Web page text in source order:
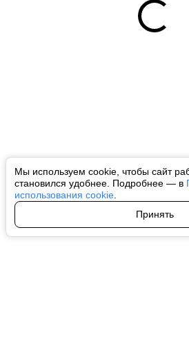
Мы используем cookie, чтобы сайт
становился удобнее. Подробнее — в
использования cookie
Принять